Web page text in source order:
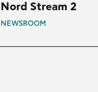
Nord Stream 2
NEWSROOM